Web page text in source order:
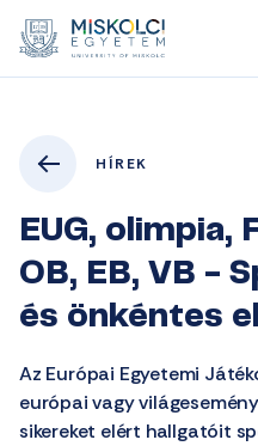
HÍREK
EUG, olimpia,
OB, EB, VB -
és önkéntes
Az Európai Egyetemi
európai vagy
sikereket elért hallgatóit